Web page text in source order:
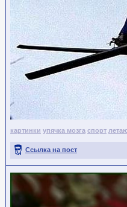
картинки упячка мозга спорт
Ссылка на пост